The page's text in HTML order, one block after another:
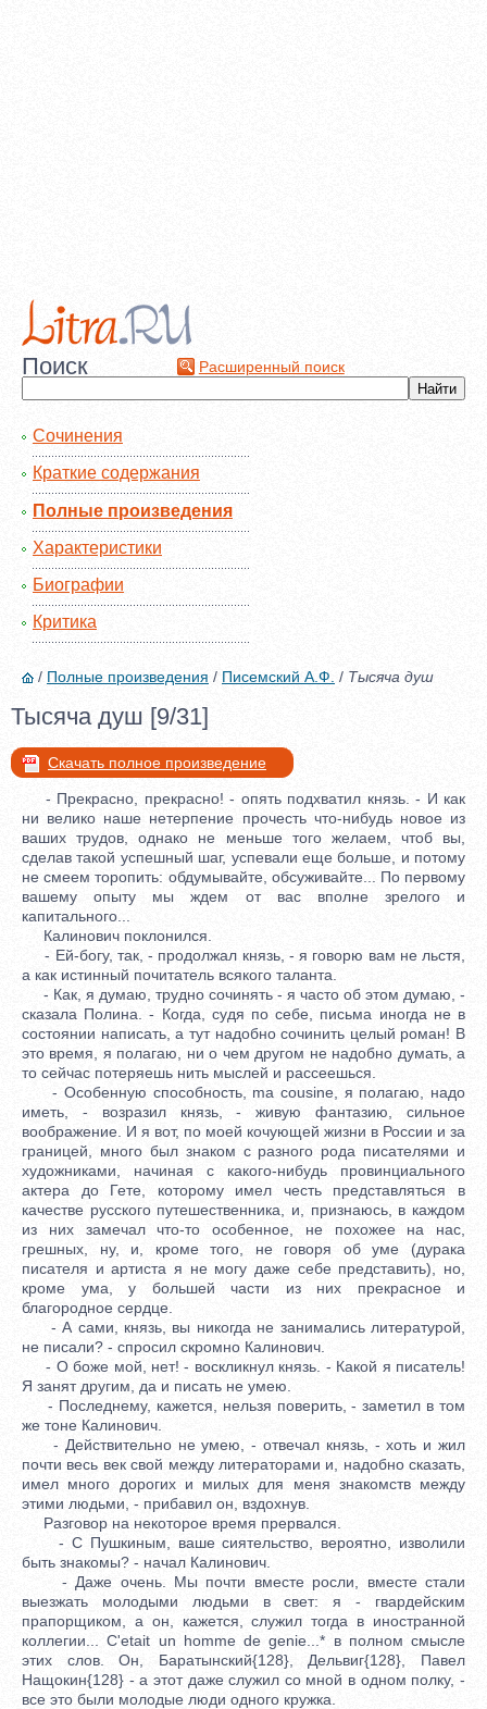
Поиск Расширенный поиск
Сочинения
Краткие содержания
Полные произведения
Характеристики
Биографии
Критика
/ Полные произведения / Писемский А.Ф. / Тысяча душ
Тысяча душ [9/31]
Скачать полное произведение
- Прекрасно, прекрасно! - опять подхватил князь. - И как
ни велико наше нетерпение прочесть что-нибудь новое из
ваших трудов, однако не меньше того желаем, чтоб вы,
сделав такой успешный шаг, успевали еще больше, и потому
не смеем торопить: обдумывайте, обсуживайте... По первому
вашему опыту мы ждем от вас вполне зрелого и
капитального...
Калинович поклонился.
- Ей-богу, так, - продолжал князь, - я говорю вам не льстя,
а как истинный почитатель всякого таланта.
- Как, я думаю, трудно сочинять - я часто об этом думаю, -
сказала Полина. - Когда, судя по себе, письма иногда не в
состоянии написать, а тут надобно сочинить целый роман! В
это время, я полагаю, ни о чем другом не надобно думать, а
то сейчас потеряешь нить мыслей и рассеешься.
- Особенную способность, ma cousine, я полагаю, надо
иметь, - возразил князь, - живую фантазию, сильное
воображение. И я вот, по моей кочующей жизни в России и за
границей, много был знаком с разного рода писателями и
художниками, начиная с какого-нибудь провинциального
актера до Гете, которому имел честь представляться в
качестве русского путешественника, и, признаюсь, в каждом
из них замечал что-то особенное, не похожее на нас,
грешных, ну, и, кроме того, не говоря об уме (дурака
писателя и артиста я не могу даже себе представить), но,
кроме ума, у большей части из них прекрасное и
благородное сердце.
- А сами, князь, вы никогда не занимались литературой,
не писали? - спросил скромно Калинович.
- О боже мой, нет! - воскликнул князь. - Какой я писатель!
Я занят другим, да и писать не умею.
- Последнему, кажется, нельзя поверить, - заметил в том
же тоне Калинович.
- Действительно не умею, - отвечал князь, - хоть и жил
почти весь век свой между литераторами и, надобно сказать,
имел много дорогих и милых для меня знакомств между
этими людьми, - прибавил он, вздохнув.
Разговор на некоторое время прервался.
- С Пушкиным, ваше сиятельство, вероятно, изволили
быть знакомы? - начал Калинович.
- Даже очень. Мы почти вместе росли, вместе стали
выезжать молодыми людьми в свет: я - гвардейским
прапорщиком, а он, кажется, служил тогда в иностранной
коллегии... C'etait un homme de genie...* в полном смысле
этих слов. Он, Баратынский{128}, Дельвиг{128}, Павел
Нащокин{128} - а этот даже служил со мной в одном полку, -
все это были молодые люди одного кружка.